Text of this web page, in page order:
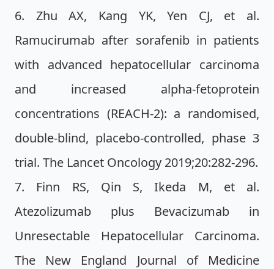
6. Zhu AX, Kang YK, Yen CJ, et al.
Ramucirumab after sorafenib in patients
with advanced hepatocellular carcinoma
and increased alpha-fetoprotein
concentrations (REACH-2): a randomised,
double-blind, placebo-controlled, phase 3
trial. The Lancet Oncology 2019;20:282-296.
7. Finn RS, Qin S, Ikeda M, et al.
Atezolizumab plus Bevacizumab in
Unresectable Hepatocellular Carcinoma.
The New England Journal of Medicine